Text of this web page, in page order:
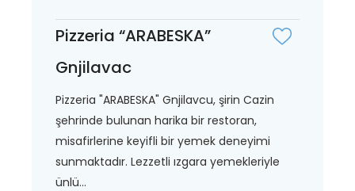
Pizzeria “ARABESKA”
Gnjilavac
Pizzeria "ARABESKA" Gnjilavcu, şirin Cazin
şehrinde bulunan harika bir restoran,
misafirlerine keyifli bir yemek deneyimi
sunmaktadır. Lezzetli ızgara yemekleriyle
ünlü...